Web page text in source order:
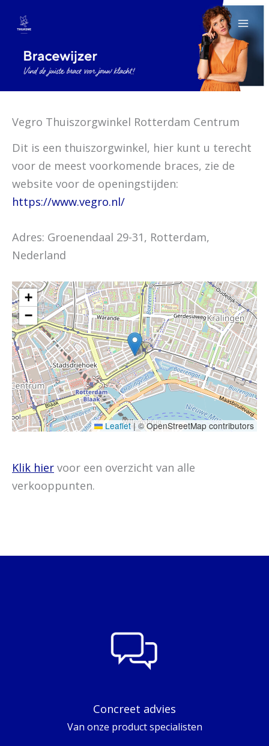
naar
inhoud
Vegro Thuiszorgwinkel Rotterdam Centrum
Dit is een thuiszorgwinkel, hier kunt u terecht
voor de meest voorkomende braces, zie de
website voor de openingstijden:
https://www.vegro.nl/
Adres: Groenendaal 29-31, Rotterdam,
Nederland
+
−
Leaflet |© OpenStreetMap contributors
Klik hier voor een overzicht van alle
verkooppunten.
Concreet advies
Van onze product specialisten